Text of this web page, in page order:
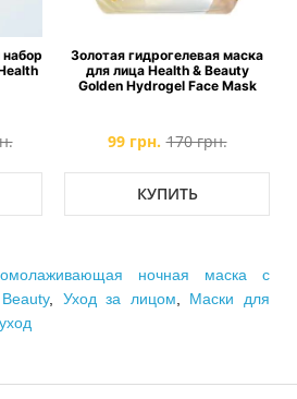
Золотая гидрогелевая маска
для лица Health & Beauty
Golden Hydrogel Face Mask
99 грн. 170 грн.
КУПИТЬ
ночная маска с
, Уход за лицом
Маски для